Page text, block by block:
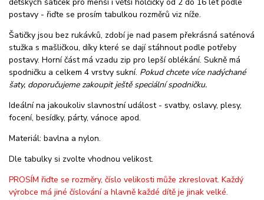
postavy - řiďte se prosím tabulkou rozměrů viz níže.
Šatičky jsou bez rukávků, zdobí je nad pasem překrásná saténová
stužka s mašličkou, díky které se dají stáhnout podle potřeby
postavy. Horní část má vzadu zip pro lepší oblékání. Sukně má
spodničku a celkem 4 vrstvy sukní. Pokud chcete více nadýchané
šaty, doporučujeme zakoupit ještě speciální spodničku.
Ideální na jakoukoliv slavnostní událost - svatby, oslavy, plesy,
focení, besídky, párty, vánoce apod.
Materiál: bavlna a nylon.
Dle tabulky si zvolte vhodnou velikost.
PROSÍM řiďte se rozměry, číslo velikosti může zkreslovat. Každý
výrobce má jiné číslování a hlavně každé dítě je jinak velké.